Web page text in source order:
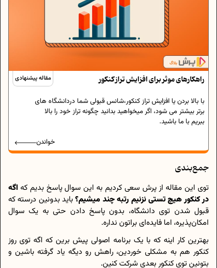
مقاله پیشنهادی راهکارهای موثر برای افزایش تراز کنکور
با بالا بردن یا افزایش تراز کنکور،شانس قبولی شما دردانشگاه های
برتر بیشتر می شود، اگر میخواهید بدانید چگونه تراز خود را بالا
ببریم با ما باشید.
خواندن
جمع‌بندی
توی این مقاله از پرش سعی کردیم به این سوال پاسخ بدیم که اگه
در کنکور هیچ تستی نزنیم رتبه چند میشیم؟باید بدونین درسته که
قبول شدن توی دانشگاه، بدون پاسخ دادن حتی به یک سوال
امکان‌پذیره، اما فایده‌ای براتون نداره.
بهترین کار اینه که با یک برنامه اصولی پیش برین که اگه توی روز
کنکور هم به مشکلی خوردین، راهش رو دیگه یاد گرفته باشین و
بتونین توی کنکور بعدی شرکت کنین.